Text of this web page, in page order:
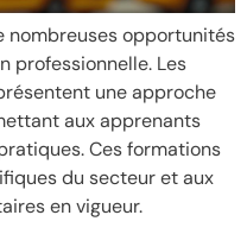
nombreuses opportunités
professionnelle. Les
une approche
aux apprenants
Ces formations
du secteur et aux
en vigueur.